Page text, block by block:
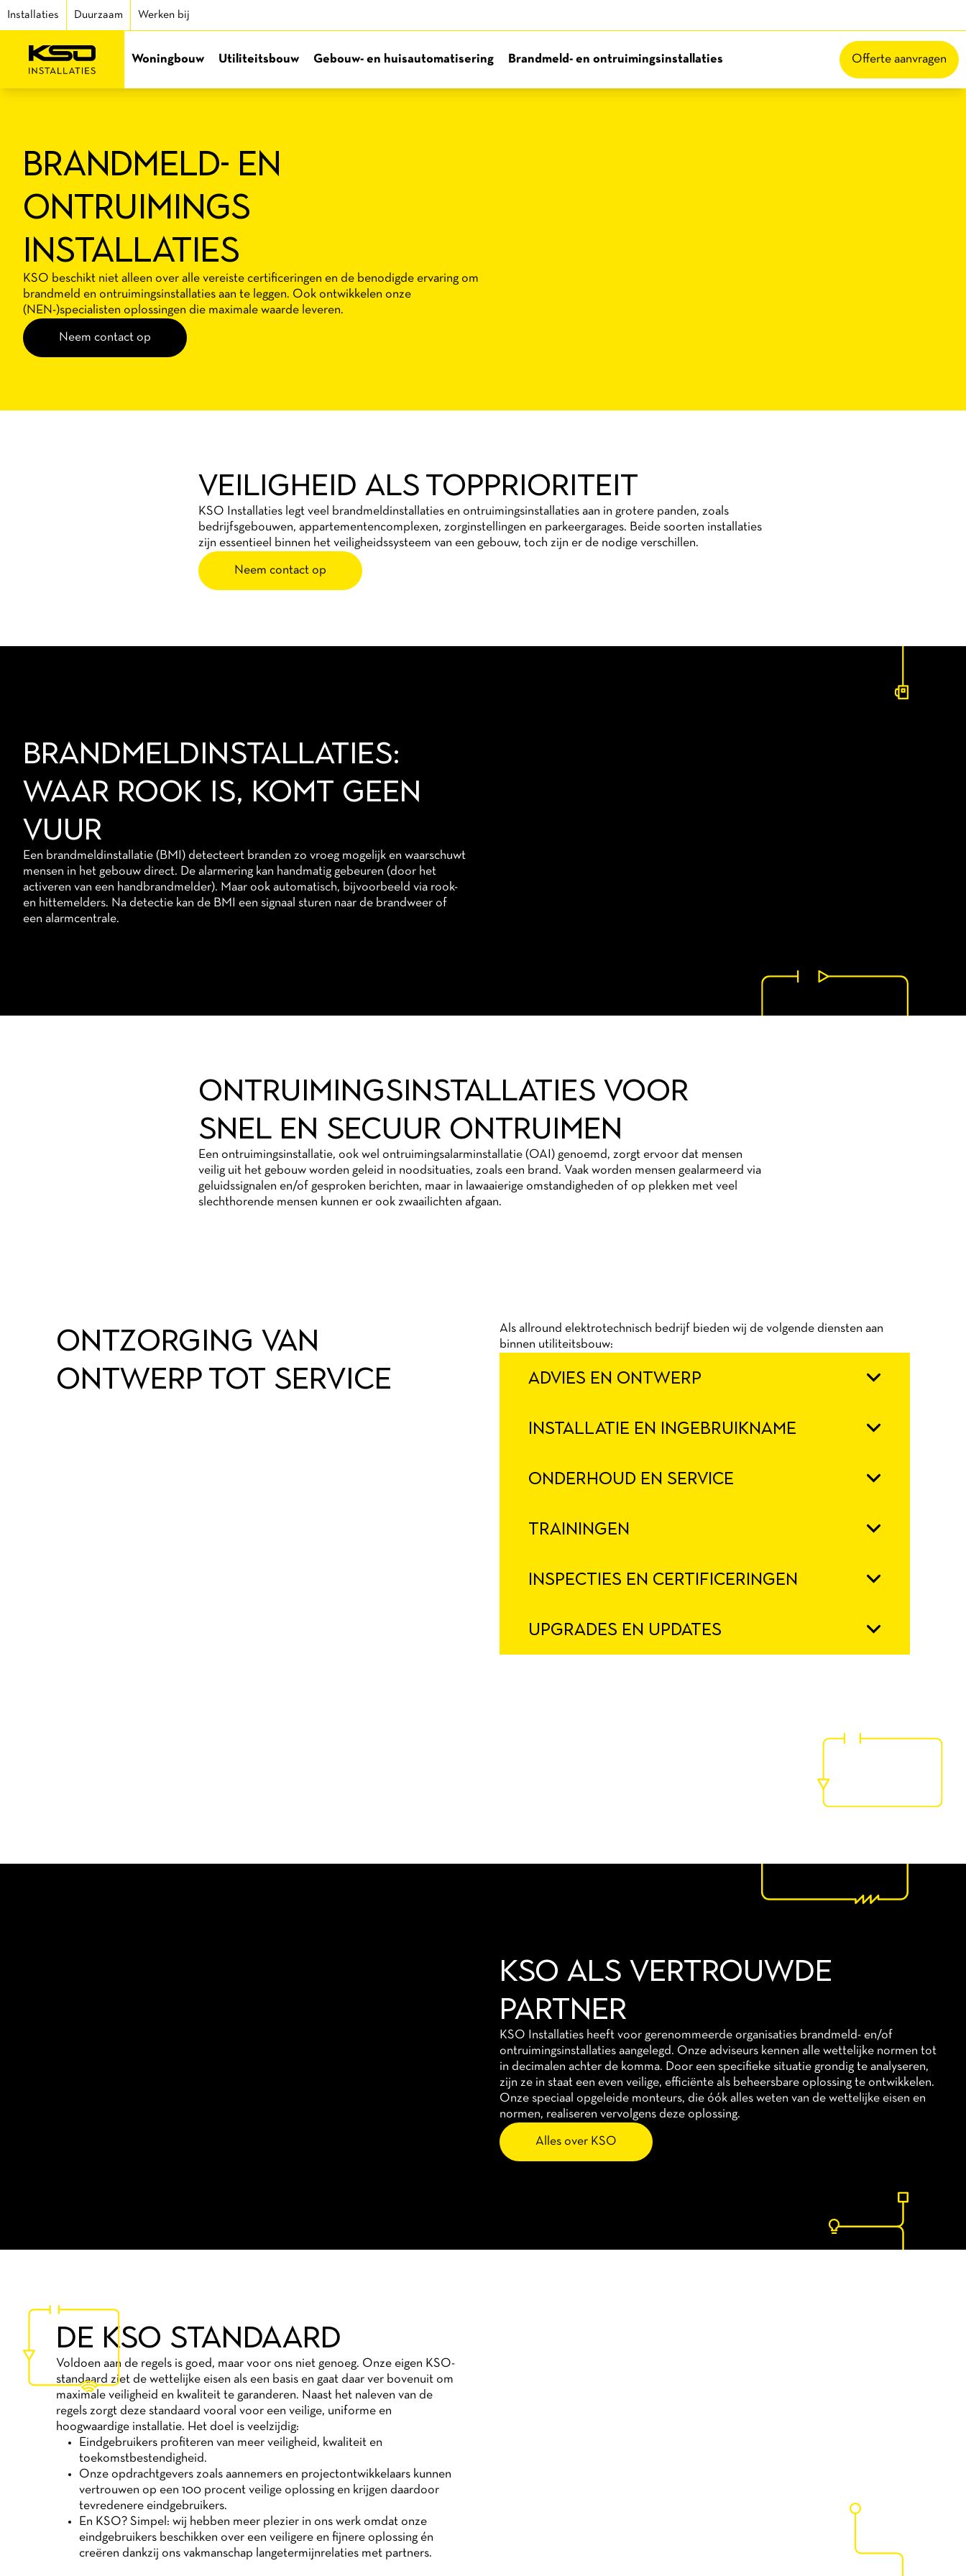
Installaties Duurzaam Werken bij
Woningbouw Utiliteitsbouw Gebouw- en huisautomatisering Brandmeld- en ontruimingsinstallaties Offerte aanvragen
BRANDMELD- EN
ONTRUIMINGS
INSTALLATIES
KSO beschikt niet alleen over alle vereiste certificeringen en de benodigde ervaring om
brandmeld en ontruimingsinstallaties aan te leggen. Ook ontwikkelen onze
(NEN-)specialisten oplossingen die maximale waarde leveren.
Neem contact op
VEILIGHEID ALS TOPPRIORITEIT
KSO Installaties legt veel brandmeldinstallaties en ontruimingsinstallaties aan in grotere panden, zoals
bedrijfsgebouwen, appartementencomplexen, zorginstellingen en parkeergarages. Beide soorten installaties
zijn essentieel binnen het veiligheidssysteem van een gebouw, toch zijn er de nodige verschillen.
Neem contact op
BRANDMELDINSTALLATIES:
WAAR ROOK IS, KOMT GEEN
VUUR
Een brandmeldinstallatie (BMI) detecteert branden zo vroeg mogelijk en waarschuwt
mensen in het gebouw direct. De alarmering kan handmatig gebeuren (door het
activeren van een handbrandmelder). Maar ook automatisch, bijvoorbeeld via rook-
en hittemelders. Na detectie kan de BMI een signaal sturen naar de brandweer of
een alarmcentrale.
ONTRUIMINGSINSTALLATIES VOOR
SNEL EN SECUUR ONTRUIMEN
Een ontruimingsinstallatie, ook wel ontruimingsalarminstallatie (OAI) genoemd, zorgt ervoor dat mensen
veilig uit het gebouw worden geleid in noodsituaties, zoals een brand. Vaak worden mensen gealarmeerd via
geluidssignalen en/of gesproken berichten, maar in lawaaierige omstandigheden of op plekken met veel
slechthorende mensen kunnen er ook zwaailichten afgaan.
ONTZORGING VAN
ONTWERP TOT SERVICE
Als allround elektrotechnisch bedrijf bieden wij de volgende diensten aan
binnen utiliteitsbouw:
ADVIES EN ONTWERP
INSTALLATIE EN INGEBRUIKNAME
ONDERHOUD EN SERVICE
TRAININGEN
INSPECTIES EN CERTIFICERINGEN
UPGRADES EN UPDATES
KSO ALS VERTROUWDE
PARTNER
KSO Installaties heeft voor gerenommeerde organisaties brandmeld- en/of
ontruimingsinstallaties aangelegd. Onze adviseurs kennen alle wettelijke normen tot
in decimalen achter de komma. Door een specifieke situatie grondig te analyseren,
zijn ze in staat een even veilige, efficiënte als beheersbare oplossing te ontwikkelen.
Onze speciaal opgeleide monteurs, die óók alles weten van de wettelijke eisen en
normen, realiseren vervolgens deze oplossing.
Alles over KSO
DE KSO STANDAARD
Voldoen aan de regels is goed, maar voor ons niet genoeg. Onze eigen KSO-
standaard ziet de wettelijke eisen als een basis en gaat daar ver bovenuit om
maximale veiligheid en kwaliteit te garanderen. Naast het naleven van de
regels zorgt deze standaard vooral voor een veilige, uniforme en
hoogwaardige installatie. Het doel is veelzijdig:
Eindgebruikers profiteren van meer veiligheid, kwaliteit en
toekomstbestendigheid.
Onze opdrachtgevers zoals aannemers en projectontwikkelaars kunnen
vertrouwen op een 100 procent veilige oplossing en krijgen daardoor
tevredenere eindgebruikers.
En KSO? Simpel: wij hebben meer plezier in ons werk omdat onze
eindgebruikers beschikken over een veiligere en fijnere oplossing én
creëren dankzij ons vakmanschap langetermijnrelaties met partners.